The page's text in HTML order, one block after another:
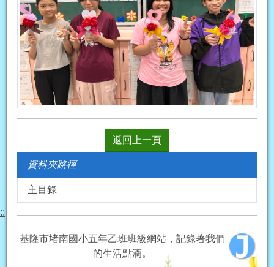
返回上一頁
資料夾路徑
主目錄
基隆市堵南國小五年乙班班級網站，記錄著我們
的生活點滴。